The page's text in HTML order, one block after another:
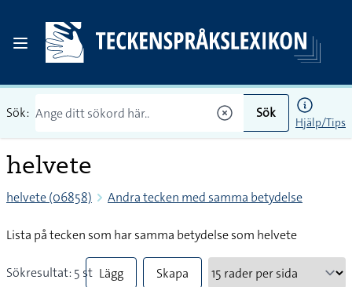
Sök: Sök
Hjälp/Tips
helvete
helvete (06858) Andra tecken med samma betydelse
Lista på tecken som har samma betydelse som helvete
Sökresultat: 5 st Lägg
Skapa